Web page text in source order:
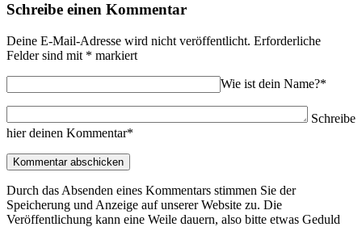
Schreibe einen Kommentar
Deine E-Mail-Adresse wird nicht veröffentlicht. Erforderliche
Felder sind mit * markiert
Wie ist dein Name?*
Schreibe
hier deinen Kommentar*
Durch das Absenden eines Kommentars stimmen Sie der
Speicherung und Anzeige auf unserer Website zu. Die
Veröffentlichung kann eine Weile dauern, also bitte etwas Geduld